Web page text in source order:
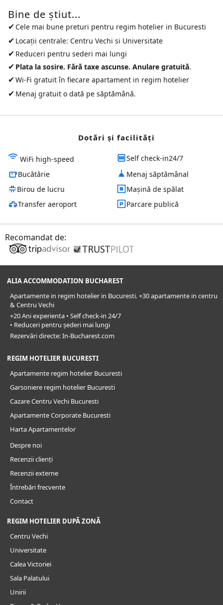
Bine de ştiut...
✔ Cele mai bune preturi pentru regim hotelier in Bucuresti
✔ Locații centrale: Centru Vechi si Universitate
✔ Reduceri pentru sederi mai lungi
✔ Plata la sosire. Fără taxe ascunse. Anulare gratuită.
✔Wi-Fi gratuit în fiecare apartament in regim hotelier
✔ Menaj gratuit o dată pe săptămână.
Dotări și facilităţi
WiFi high-speed
Self check-in24/7
Bucătărie
Menaj săptămânal
Birou de lucru
Mașină de spălat
Transfer aeroport
Parcare publică
Recomandat de:
ALIA ACCOMMODATION BUCHAREST
Apartamente in regim hotelier in Bucuresti. +30 apartamente in centru
& Centru Vechi
+20 Ani experienta • Self check-in 24/7
• Reduceri pentru șederi mai lungi
Rezervări directe: In-Bucharest.com
REGIM HOTELIER BUCURESTI
Apartamente regim hotelier Bucuresti
Garsoniere regim hotelier Bucuresti
Cazare Centru Vechi Bucuresti
Apartamente Corporate Bucuresti
Harta Apartamentelor
Despre noi
Recenzii clienți
Recenzii externe
Întrebări frecvente
Contact
REGIM HOTELIER DUPĂ ZONĂ
Centru Vechi
Universitate
Calea Victoriei
Sala Palatului
Unirii